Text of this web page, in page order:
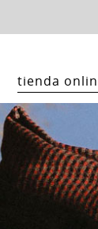
tienda